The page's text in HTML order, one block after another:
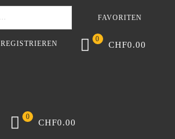
FAVORITEN
REGISTRIEREN CHF0.00
0
CHF0.00
0